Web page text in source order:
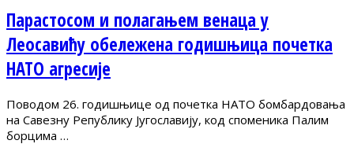
Парастосом и полагањем венаца у
Леосавићу обележена годишњица почетка
НАТО агресије
Поводом 26. годишњице од почетка НАТО бомбардовања
на Савезну Републику Југославију, код споменика Палим
борцима …